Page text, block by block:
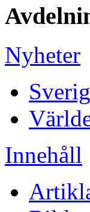
Nyheter
Innehåll